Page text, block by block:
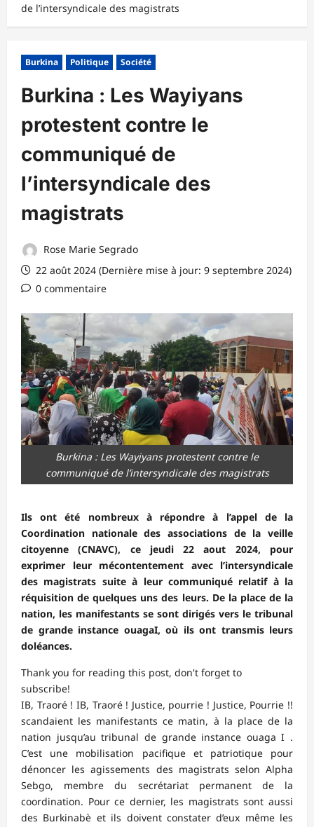
de l’intersyndicale des magistrats
Burkina Politique Société
Burkina : Les Wayiyans
protestent contre le
communiqué de
l’intersyndicale des
magistrats
Rose Marie Segrado
22 août 2024 (Dernière mise à jour: 9 septembre 2024)
0 commentaire
Burkina : Les Wayiyans protestent contre le
communiqué de l’intersyndicale des magistrats
Ils ont été nombreux à répondre à l’appel de la
Coordination nationale des associations de la veille
citoyenne (CNAVC), ce jeudi 22 aout 2024, pour
exprimer leur mécontentement avec l’intersyndicale
des magistrats suite à leur communiqué relatif à la
réquisition de quelques uns des leurs. De la place de la
nation, les manifestants se sont dirigés vers le tribunal
de grande instance ouagaI, où ils ont transmis leurs
doléances.
Thank you for reading this post, don't forget to
subscribe!
IB, Traoré ! IB, Traoré ! Justice, pourrie ! Justice, Pourrie !!
scandaient les manifestants ce matin, à la place de la
nation jusqu’au tribunal de grande instance ouaga I .
C’est une mobilisation pacifique et patriotique pour
dénoncer les agissements des magistrats selon Alpha
Sebgo, membre du secrétariat permanent de la
coordination. Pour ce dernier, les magistrats sont aussi
des Burkinabè et ils doivent constater d’eux même les